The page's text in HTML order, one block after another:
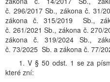
č. 296/2017 Sb., zákona č. 31/
zákona č. 315/2019 Sb.,
č. 261/2021 Sb., zákona č. 270/
zákona č. 319/2024 Sb.,
č. 73/2025 Sb. a zákona č. 77/
1. V § 50 odst. 1 se za
které zní: